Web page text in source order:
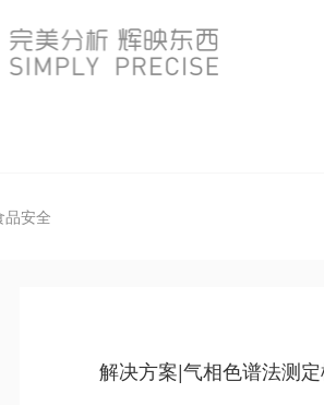
品安全
解决方案|气相色谱法测